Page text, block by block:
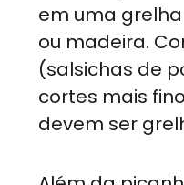
em uma
ou madeira.
(salsichas de
cortes mais
devem ser